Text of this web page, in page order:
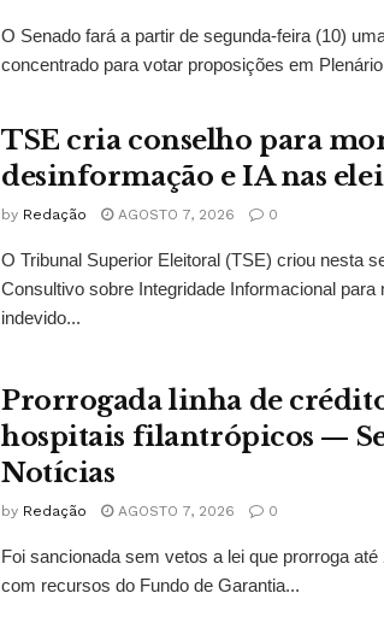
O Senado fará a partir de segunda-feira (10)
concentrado para votar proposições em
TSE cria conselho para
desinformação e IA nas
by Redação AGOSTO 7, 2026 0
O Tribunal Superior Eleitoral (TSE) criou nesta
Consultivo sobre Integridade Informacional para
indevido...
Prorrogada linha de
hospitais filantrópicos —
Notícias
by Redação AGOSTO 7, 2026 0
Foi sancionada sem vetos a lei que prorroga
com recursos do Fundo de Garantia...